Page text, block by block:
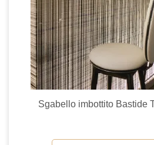
Sgabello imbottito Bastide